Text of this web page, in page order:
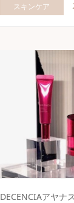
スキンケア
DECENCIAアヤナ